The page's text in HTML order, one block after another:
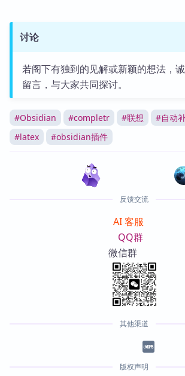
讨论
若阁下有独到的见解或新颖的想法，
留言，与大家共同探讨。
#Obsidian #completr #联想 #自动
#latex #obsidian插件
反馈交流
AI 客服
QQ群
微信群
其他渠道
版权声明